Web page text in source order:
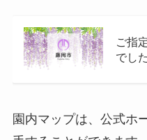
ご指
でし
園内マップは、公式ホ